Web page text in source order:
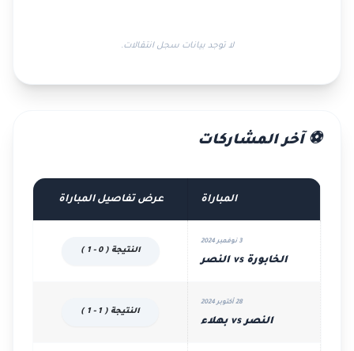
لا توجد بيانات سجل انتقالات.
⚽ آخر المشاركات
المباراة عرض تفاصيل المباراة
3 نوفمبر 2024
الخابورة vs النصر
النتيجة ( 0 - 1 )
28 أكتوبر 2024
النصر vs بهلاء
النتيجة ( 1 - 1 )